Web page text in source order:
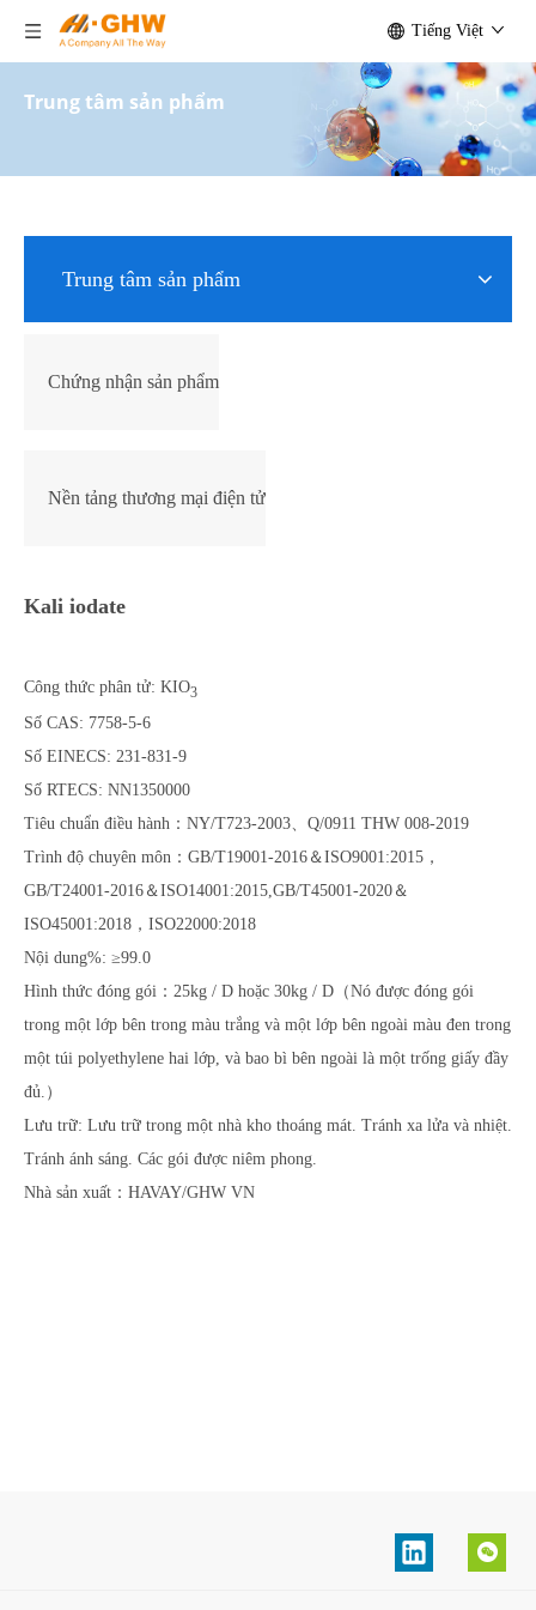
Tiếng Việt
Trung tâm sản phẩm
Trung tâm sản phẩm
Chứng nhận sản phẩm
Nền tảng thương mại điện tử
Kali iodate
Công thức phân tử: KIO3
Số CAS: 7758-5-6
Số EINECS: 231-831-9
Số RTECS: NN1350000
Tiêu chuẩn điều hành：NY/T723-2003、Q/0911 THW 008-2019
Trình độ chuyên môn：GB/T19001-2016＆ISO9001:2015，
GB/T24001-2016＆ISO14001:2015,GB/T45001-2020＆
ISO45001:2018，ISO22000:2018
Nội dung%: ≥99.0
Hình thức đóng gói：25kg / D hoặc 30kg / D（Nó được đóng gói
trong một lớp bên trong màu trắng và một lớp bên ngoài màu đen trong
một túi polyethylene hai lớp, và bao bì bên ngoài là một trống giấy đầy
đủ.）
Lưu trữ: Lưu trữ trong một nhà kho thoáng mát. Tránh xa lửa và nhiệt.
Tránh ánh sáng. Các gói được niêm phong.
Nhà sản xuất：HAVAY/GHW VN